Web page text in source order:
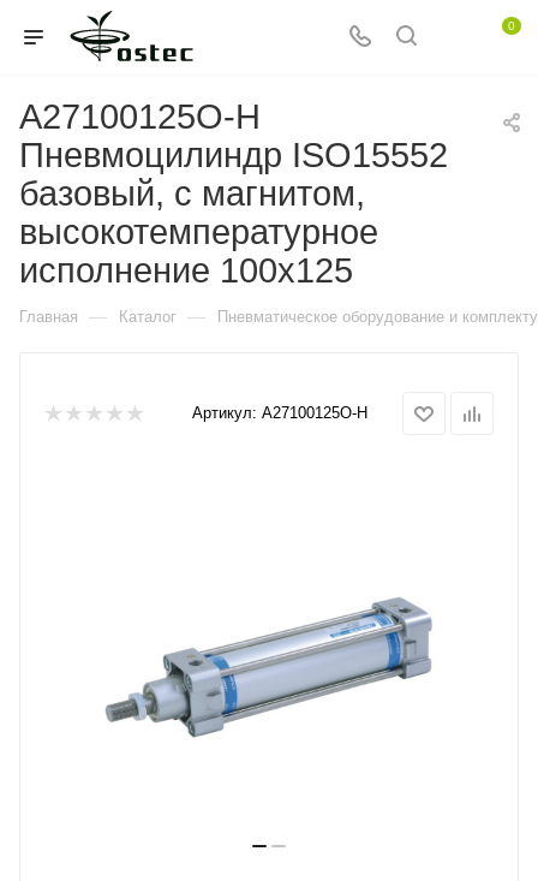
0
A27100125O-H
Пневмоцилиндр ISO15552
базовый, с магнитом,
высокотемпературное
исполнение 100x125
Главная — Каталог — Пневматическое оборудование и
Артикул: A27100125O-H